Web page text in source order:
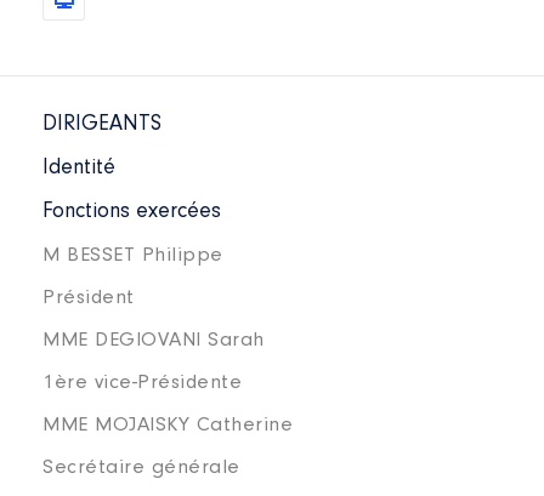
DIRIGEANTS
Identité
Fonctions exercées
M BESSET Philippe
Président
MME DEGIOVANI Sarah
1ère vice-Présidente
MME MOJAISKY Catherine
Secrétaire générale